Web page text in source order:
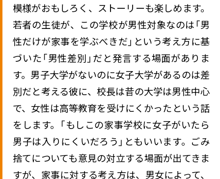
模様がおもしろく、ストーリーも楽しめます。
若者の生徒が、この学校が男性対象なのは「男
性だけが家事を学ぶべきだ」という考え方に基
づいた「男性差別」だと発言する場面がありま
す。男子大学がないのに女子大学があるのは差
別だと考える彼に、校長は昔の大学は男性中心
で、女性は高等教育を受けにくかったという話
をします。「もしこの家事学校に女子がいたら
男子は入りにくいだろう」ともいいます。ごみ
捨てについても意見の対立する場面が出てきま
すが、家事に対する考え方は、男女によって、